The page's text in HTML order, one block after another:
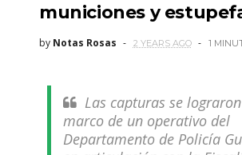
municiones y
by Notas Rosas 2 YEARS AGO 1
Las capturas se
marco de un operativo del
Departamento de Policía